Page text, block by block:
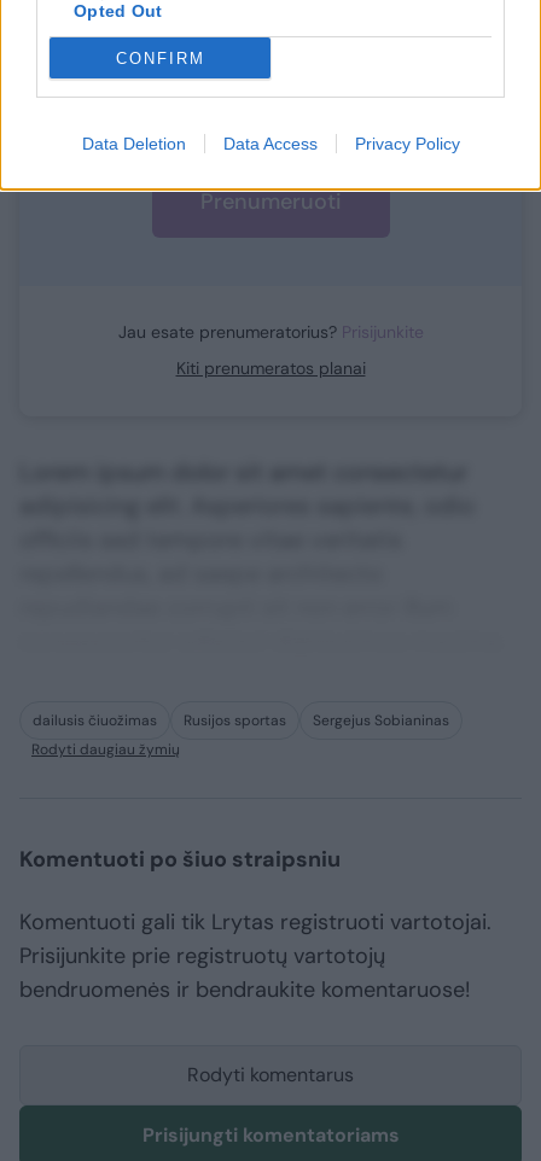
Opted Out
CONFIRM
Data Deletion Data Access Privacy Policy
Vos nuo 1 Eur / mėn.
Prenumeruoti
Jau esate prenumeratorius? Prisijunkite
Kiti prenumeratos planai
dailusis čiuožimas Rusijos sportas
Sergejus Sobianinas
Rodyti daugiau žymių
Komentuoti po šiuo straipsniu
Komentuoti gali tik Lrytas registruoti vartotojai.
Prisijunkite prie registruotų vartotojų
bendruomenės ir bendraukite komentaruose!
Rodyti komentarus
Prisijungti komentatoriams